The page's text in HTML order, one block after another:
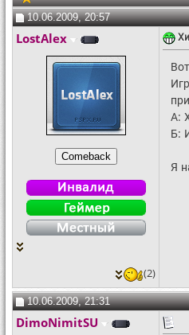
10.06.2009, 20:57
LostAlex
А:
Б:
Я
(2)
10.06.2009, 21:31
DimoNimitSU